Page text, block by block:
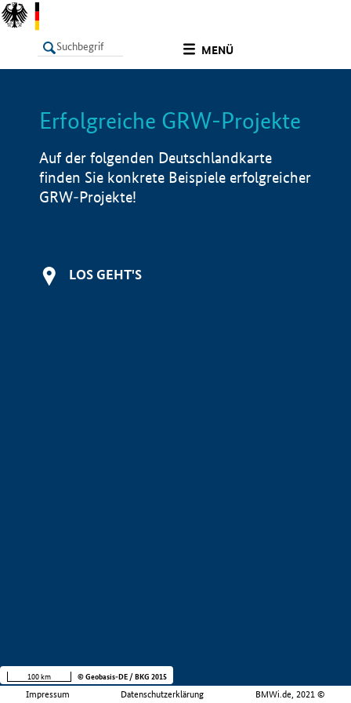
MENÜ
LISTE Info
Erfolgreiche GRW-Projekte
Auf der folgenden Deutschlandkarte
finden Sie konkrete Beispiele erfolgreicher
GRW-Projekte!
LOS GEHT'S
Impressum Datenschutzerklärung BMWi.de, 2021 ©
100 km © Geobasis-DE / BKG 2015